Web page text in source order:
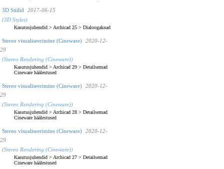
3D Stiilid
2017-06-15
(3D Styles)
Kasutusjuhendid > Archicad 25 > Dialoogaknad
Stereo visualiseerimine (Cineware)
2020-12-
29
(Stereo Rendering (Cineware))
Kasutusjuhendid > Archicad 29 > Detailsemad
Cineware häälestused
Stereo visualiseerimine (Cineware)
2020-12-
29
(Stereo Rendering (Cineware))
Kasutusjuhendid > Archicad 28 > Detailsemad
Cineware häälestused
Stereo visualiseerimine (Cineware)
2020-12-
29
(Stereo Rendering (Cineware))
Kasutusjuhendid > Archicad 27 > Detailsemad
Cineware häälestused